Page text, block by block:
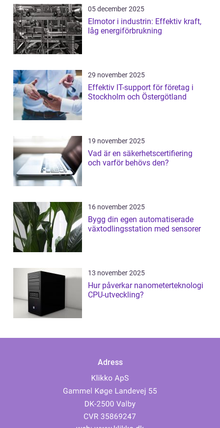
05 december 2025
Elmotor i industrin: Effektiv kraft,
låg energiförbrukning
29 november 2025
Effektiv IT-support för företag i
Stockholm och Östergötland
19 november 2025
Vad är en säkerhetscertifiering
och varför behövs den?
16 november 2025
Bygg din egen automatiserade
växtodlingsstation med sensorer
13 november 2025
Hur påverkar nanometerteknologi
CPU-utveckling?
Adress